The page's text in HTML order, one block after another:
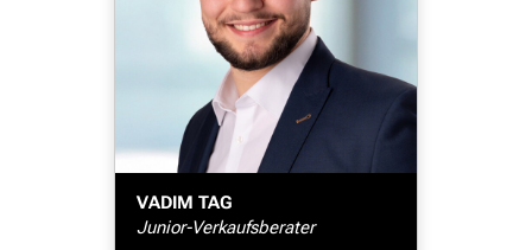
VADIM TAG
Junior-Verkaufsberater